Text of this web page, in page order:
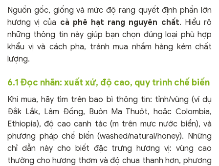
Nguồn gốc, giống và mức độ rang quyết định phần lớn
hương vị của cà phê hạt rang nguyên chất. Hiểu rõ
những thông tin này giúp bạn chọn đúng loại phù hợp
khẩu vị và cách pha, tránh mua nhầm hàng kém chất
lượng.
6.1 Đọc nhãn: xuất xứ, độ cao, quy trình chế biến
Khi mua, hãy tìm trên bao bì thông tin: tỉnh/vùng (ví dụ
Đắk Lắk, Lâm Đồng, Buôn Ma Thuột, hoặc Colombia,
Ethiopia), độ cao canh tác (m trên mực nước biển), và
phương pháp chế biến (washed/natural/honey). Những
chỉ dẫn này cho biết đặc trưng hương vị: vùng cao
thường cho hương thơm và độ chua thanh hơn, phương